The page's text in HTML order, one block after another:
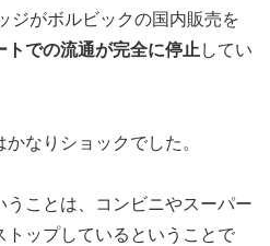
ジがボルビックの国内販売を
トでの流通が完全に停止 してい
なりショックでした。
うことは、コンビニやスーパー
ップしているということで